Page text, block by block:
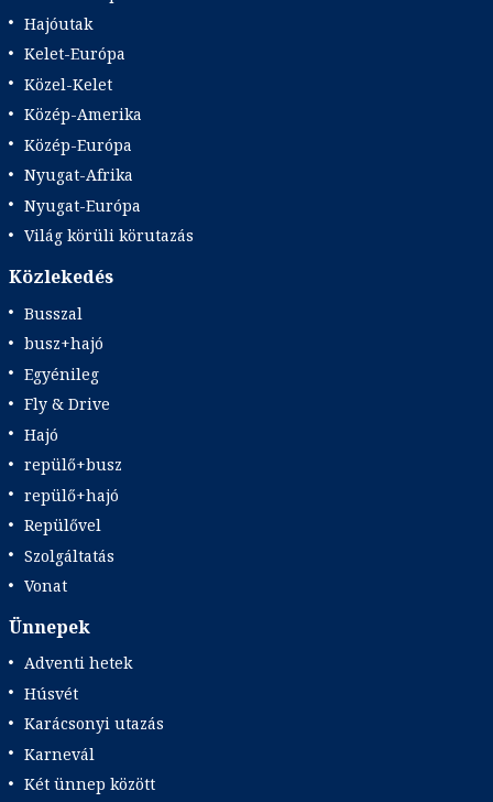
Hajóutak
Kelet-Európa
Közel-Kelet
Közép-Amerika
Közép-Európa
Nyugat-Afrika
Nyugat-Európa
Világ körüli körutazás
Közlekedés
Busszal
busz+hajó
Egyénileg
Fly & Drive
Hajó
repülő+busz
repülő+hajó
Repülővel
Szolgáltatás
Vonat
Ünnepek
Adventi hetek
Húsvét
Karácsonyi utazás
Karnevál
Két ünnep között